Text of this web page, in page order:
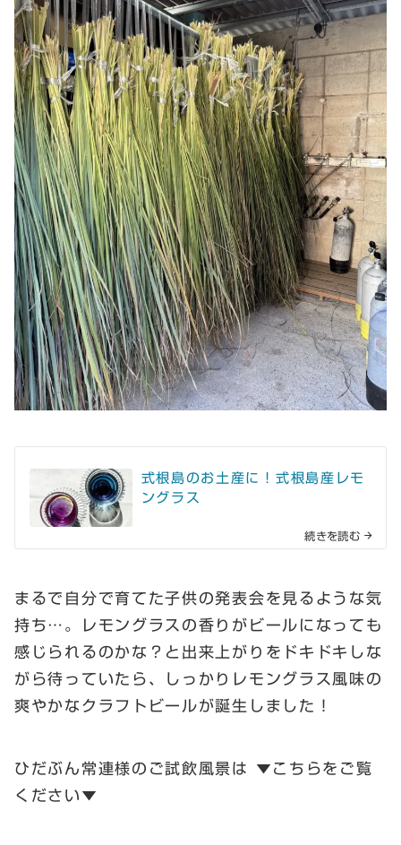
式根島のお土産に！式根島産レモ
ングラス
続きを読む
まるで自分で育てた子供の発表会を見るような気
持ち…。レモングラスの香りがビールになっても
感じられるのかな？と出来上がりをドキドキしな
がら待っていたら、しっかりレモングラス風味の
爽やかなクラフトビールが誕生しました！
ひだぶん常連様のご試飲風景は ▼こちらをご覧
ください▼